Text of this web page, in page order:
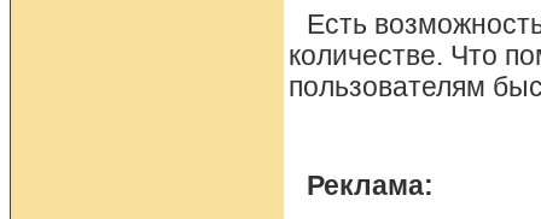
Есть
количестве. Что
пользователям
Реклама: